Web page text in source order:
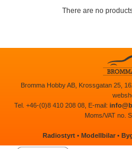
There are no
Bromma Hobby AB, Krossgatan 25,
Tel. +46-(0)8 410 208 08, E-mail:
Moms/VAT no.
Radiostyrt• Modellbilar•